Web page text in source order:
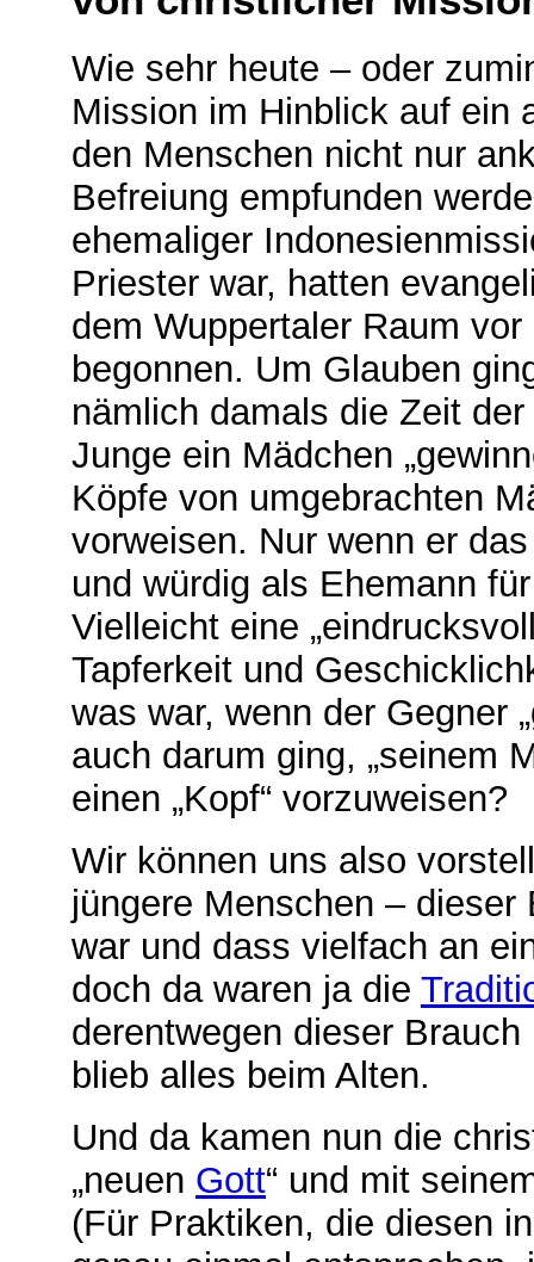
Wie sehr heute – oder
Mission im Hinblick auf ein
den Menschen nicht nur
Befreiung empfunden
ehemaliger
Priester war, hatten
dem Wuppertaler Raum
begonnen. Um Glauben
nämlich damals die Zeit
Junge ein Mädchen
Köpfe von umgebrachten
vorweisen. Nur wenn er
und würdig als Ehemann
Vielleicht eine
Tapferkeit und
was war, wenn der Gegner
auch darum ging, „seinem
einen „Kopf“ vorzuweisen?
Wir können uns also
jüngere Menschen –
war und dass vielfach an
doch da waren ja die
derentwegen dieser
blieb alles beim Alten.
Und da kamen nun die
„neuen Gott“ und mit
(Für Praktiken, die diesen